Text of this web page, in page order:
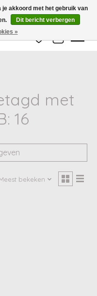
25 januari. Houd er rekening mee
langer kan zijn dan
Verlanglijst
met
16
bekeken
je akkoord met het gebruik van
Dit bericht verbergen
»